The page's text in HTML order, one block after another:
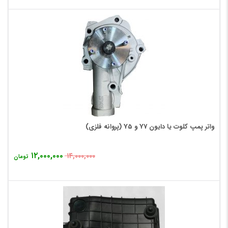
واتر پمپ کلوت یا دایون Y7 و Y5 (پروانه فلزی)
۱۴,۰۰۰,۰۰۰ ۱۲,۰۰۰,۰۰۰ تومان